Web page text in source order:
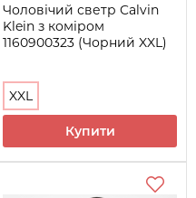
Чоловічий светр Calvin
Klein з коміром
1160900323 (Чорний XXL)
XXL
Купити